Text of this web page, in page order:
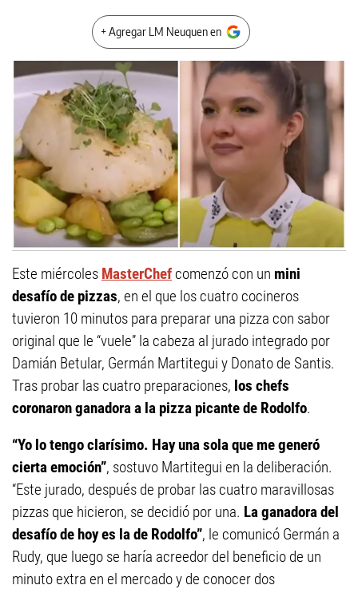
+ Agregar LM Neuquen en
Este miércoles MasterChef comenzó con un mini
desafío de pizzas, en el que los cuatro cocineros
tuvieron 10 minutos para preparar una pizza con sabor
original que le “vuele” la cabeza al jurado integrado por
Damián Betular, Germán Martitegui y Donato de Santis.
Tras probar las cuatro preparaciones, los chefs
coronaron ganadora a la pizza picante de Rodolfo.
“Yo lo tengo clarísimo. Hay una sola que me generó
cierta emoción”, sostuvo Martitegui en la deliberación.
“Este jurado, después de probar las cuatro maravillosas
pizzas que hicieron, se decidió por una. La ganadora del
desafío de hoy es la de Rodolfo”, le comunicó Germán a
Rudy, que luego se haría acreedor del beneficio de un
minuto extra en el mercado y de conocer dos